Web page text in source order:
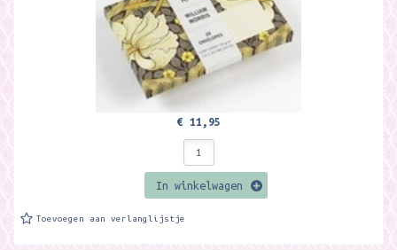
€ 11,95
In winkelwagen
Toevoegen aan verlanglijstje